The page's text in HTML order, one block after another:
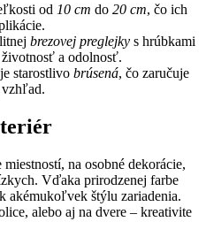
od 10 cm do 20 cm, čo ich
brezovej preglejky s hrúbkami
a odolnosť.
starostlivo brúsená, čo zaručuje
na osobné dekorácie,
Vďaka prirodzenej farbe
akémukoľvek štýlu zariadenia.
alebo aj na dvere – kreativite